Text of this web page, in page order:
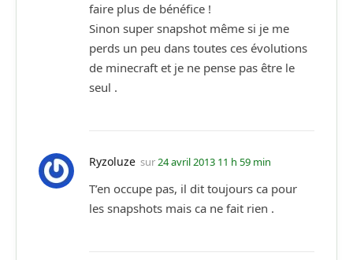
faire plus de bénéfice !
Sinon super snapshot même si je me
perds un peu dans toutes ces évolutions
de minecraft et je ne pense pas être le
seul .
Ryzoluze sur24 avril 2013 11 h 59 min
T’en occupe pas, il dit toujours ca pour
les snapshots mais ca ne fait rien .